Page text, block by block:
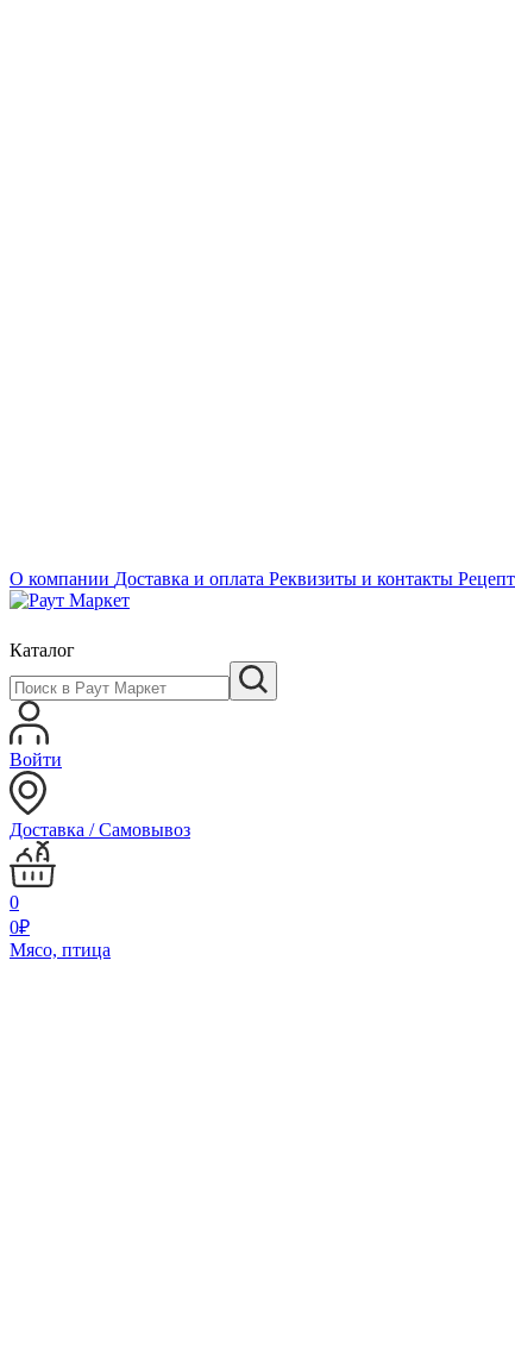
О компании Доставка и оплата Реквизиты и контакты
Каталог
Войти
Доставка / Самовывоз
0
0₽
Мясо, птица